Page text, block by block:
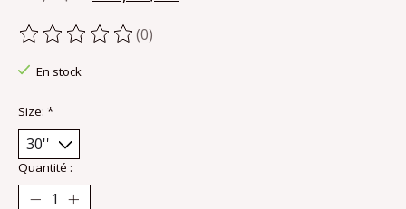
Ce produit est évalué à
(0)
En stock
Size: *
Quantité :